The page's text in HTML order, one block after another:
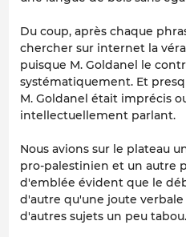
Du coup, après chaque
chercher sur internet la
puisque M. Goldanel le
systématiquement. Et
M. Goldanel était imprécis
intellectuellement parlant.
Nous avions sur le plateau
pro-palestinien et un autre
d'emblée évident que le
d'autre qu'une joute verbale
d'autres sujets un peu tabou.